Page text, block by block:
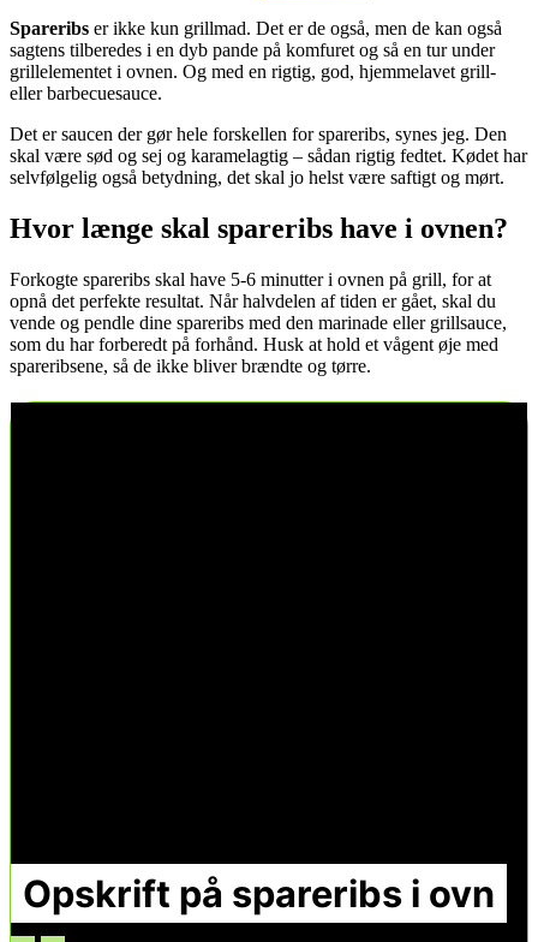
Spareribs er ikke kun grillmad. Det er de også, men de kan også
sagtens tilberedes i en dyb pande på komfuret og så en tur under
grillelementet i ovnen. Og med en rigtig, god, hjemmelavet grill-
eller barbecuesauce.
Det er saucen der gør hele forskellen for spareribs, synes jeg. Den
skal være sød og sej og karamelagtig – sådan rigtig fedtet. Kødet har
selvfølgelig også betydning, det skal jo helst være saftigt og mørt.
​Hvor længe skal spareribs have i ovnen?
Forkogte spareribs skal have 5-6 minutter i ovnen på grill, for at
opnå det perfekte resultat. Når halvdelen af tiden er gået, skal du
vende og pendle dine spareribs med den marinade eller grillsauce,
som du har forberedt på forhånd. Husk at hold et vågent øje med
spareribsene, så de ikke bliver brændte og tørre.
Opskrift på spareribs i ovn